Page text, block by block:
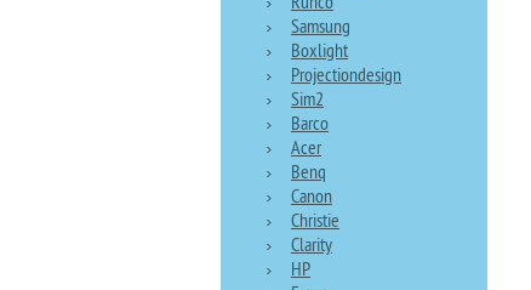
Samsung
Boxlight
Projectiondesign
Sim2
Barco
Acer
Benq
Canon
Christie
Clarity
HP